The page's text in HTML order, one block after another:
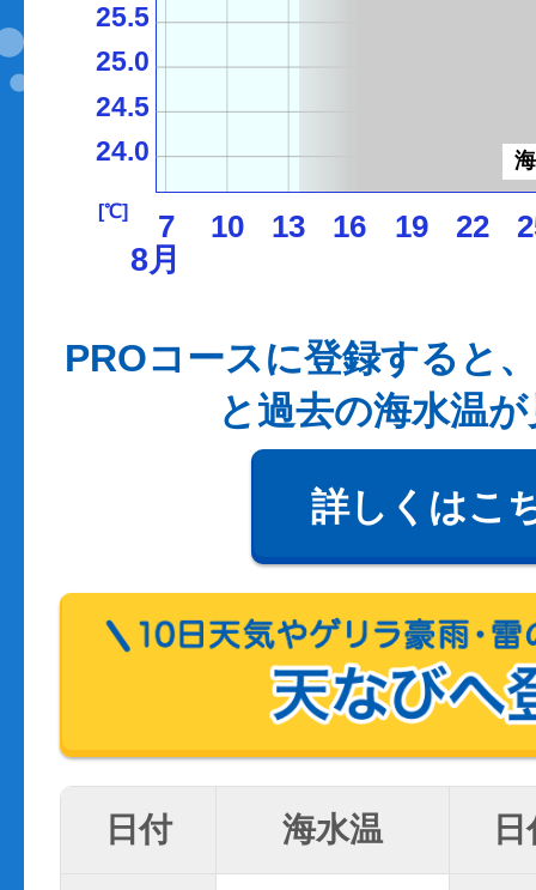
7 10 13 16 19 22
24.0
24.5
25.0
25.5
[℃]
8月
PROコースに登録すると
と過去の海水温
詳しくはこ
日付 海水温